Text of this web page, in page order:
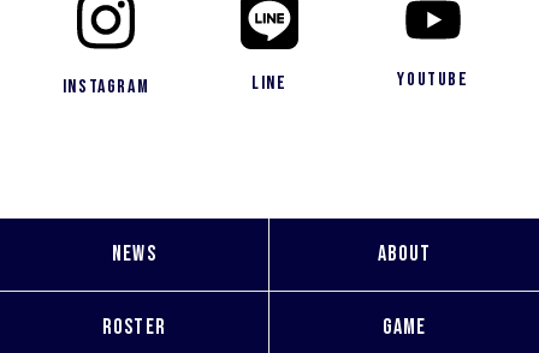
Instagram LINE YouTube
NEWS ABOUT
ROSTER GAME